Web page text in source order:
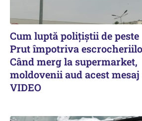
Cum luptă polițiștii de peste
Prut împotriva
Când merg la supermarket,
moldovenii aud acest mesaj
VIDEO